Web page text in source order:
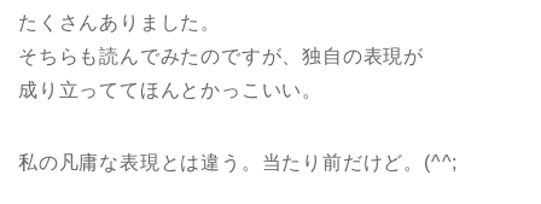
たくさんありました。
そちらも読んでみたのですが、独自の表現が
成り立っててほんとかっこいい。
私の凡庸な表現とは違う。当たり前だけど。(^^;